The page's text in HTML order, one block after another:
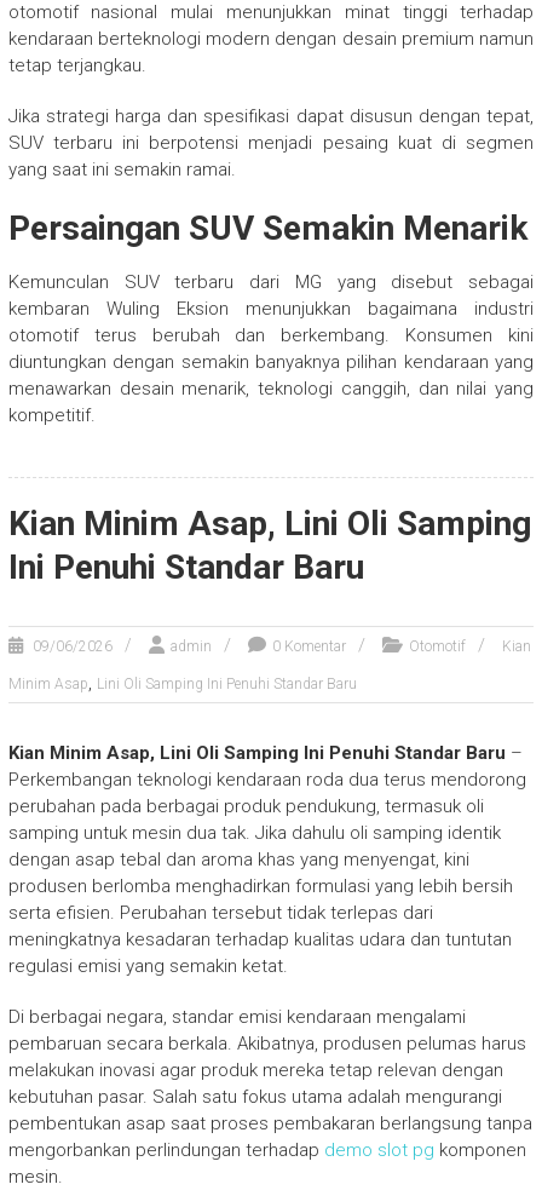
otomotif nasional mulai menunjukkan minat tinggi terhadap
kendaraan berteknologi modern dengan desain premium namun
tetap terjangkau.
Jika strategi harga dan spesifikasi dapat disusun dengan tepat,
SUV terbaru ini berpotensi menjadi pesaing kuat di segmen
yang saat ini semakin ramai.
Persaingan SUV Semakin Menarik
Kemunculan SUV terbaru dari MG yang disebut sebagai
kembaran Wuling Eksion menunjukkan bagaimana industri
otomotif terus berubah dan berkembang. Konsumen kini
diuntungkan dengan semakin banyaknya pilihan kendaraan yang
menawarkan desain menarik, teknologi canggih, dan nilai yang
kompetitif.
Kian Minim Asap, Lini Oli Samping
Ini Penuhi Standar Baru
09/06/2026 admin 0 Komentar Otomotif Kian
Minim Asap, Lini Oli Samping Ini Penuhi Standar Baru
Kian Minim Asap, Lini Oli Samping Ini Penuhi Standar Baru –
Perkembangan teknologi kendaraan roda dua terus mendorong
perubahan pada berbagai produk pendukung, termasuk oli
samping untuk mesin dua tak. Jika dahulu oli samping identik
dengan asap tebal dan aroma khas yang menyengat, kini
produsen berlomba menghadirkan formulasi yang lebih bersih
serta efisien. Perubahan tersebut tidak terlepas dari
meningkatnya kesadaran terhadap kualitas udara dan tuntutan
regulasi emisi yang semakin ketat.
Di berbagai negara, standar emisi kendaraan mengalami
pembaruan secara berkala. Akibatnya, produsen pelumas harus
melakukan inovasi agar produk mereka tetap relevan dengan
kebutuhan pasar. Salah satu fokus utama adalah mengurangi
pembentukan asap saat proses pembakaran berlangsung tanpa
mengorbankan perlindungan terhadap demo slot pg komponen
mesin.